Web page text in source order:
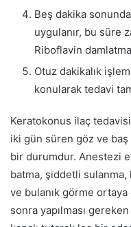
Beş dakika
uygulanır, bu süre
Riboflavin
Otuz dakikalık
konularak tedavi
Keratokonus ilaç
iki gün süren göz ve baş
bir durumdur. Anestezi
batma, şiddetli sulanma,
ve bulanık görme
sonra yapılması